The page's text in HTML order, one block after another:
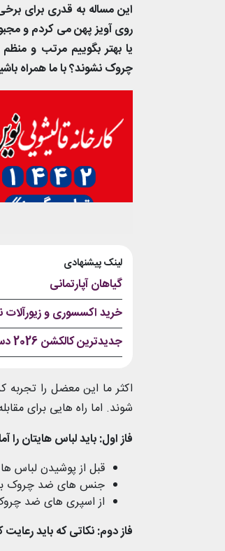
این مساله به قدری برای
روی آویز پهن می کردم و
یا بهتر بگوییم مرتب و
چروک نشوند؟ با ما همراه
لینک پیشنهادی
گیاهان آپارتمانی
خرید اکسسوری و زیورآلات
جدیدترین کالکشن 2026 دستبند نقره پاندورا
اکثر ما این معضل را
شوند. اما راه هایی برای
فاز اول: باید لباس هایتان
قبل از پوشیدن
جنس های ضد چروک
از اسپری های ضد
فاز دوم:‌ نکاتی که باید رعایت